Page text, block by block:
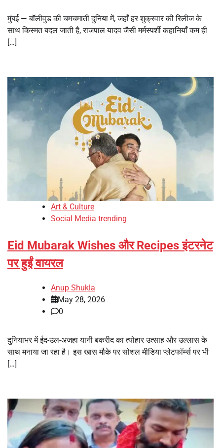
मुंबई — बॉलीवुड की चमचमाती दुनिया में, जहाँ हर शुक्रवार की रिलीज के
साथ किस्मत बदल जाती है, राजपाल यादव जैसी मर्मस्पर्शी कहानियाँ कम ही
[…]
Art & Culture
Social Media trending
Eid Mubarak Wishes और Recipes इंटरनेट
पर हुईं वायरल
Anup Shukla
May 28, 2026
0
दुनियाभर में ईद-उल-अजहा यानी बकरीद का त्योहार उत्साह और उल्लास के
साथ मनाया जा रहा है। इस खास मौके पर सोशल मीडिया प्लेटफॉर्म्स पर भी
[…]